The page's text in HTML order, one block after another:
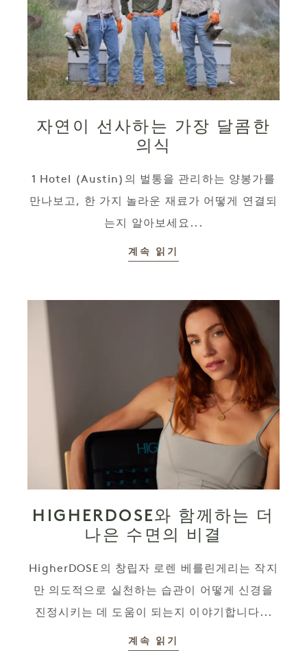
자연이 선사하는 가장 달콤한
의식
1 Hotel (Austin)의 벌통을 관리하는 양봉가를
만나보고, 한 가지 놀라운 재료가 어떻게 연결되
는지 알아보세요...
계속 읽기
HIGHERDOSE와 함께하는 더
나은 수면의 비결
HigherDOSE의 창립자 로렌 베를린게리는 작지
만 의도적으로 실천하는 습관이 어떻게 신경을
진정시키는 데 도움이 되는지 이야기합니다...
계속 읽기